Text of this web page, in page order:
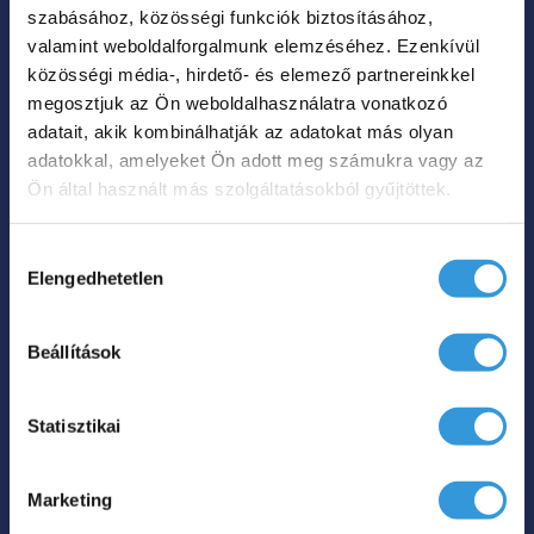
szabásához, közösségi funkciók biztosításához,
valamint weboldalforgalmunk elemzéséhez. Ezenkívül
közösségi média-, hirdető- és elemező partnereinkkel
megosztjuk az Ön weboldalhasználatra vonatkozó
adatait, akik kombinálhatják az adatokat más olyan
adatokkal, amelyeket Ön adott meg számukra vagy az
Ön által használt más szolgáltatásokból gyűjtöttek.
kiválasztása
Elengedhetetlen
Beállítások
Statisztikai
Marketing
személyes meghitt, romantikus fürdésekhez
terveztük. A térben álló kád minden
porcikájában arról szól, hogy Ön és a párja
egymásra és a fürdésélményre tudjon
figyelni. A lefolyó középre került, így
mindketten a selyem tapintású akrilon
ülhetnek, és még a túltöltésre is a réstúlfolyó
figyel (így nem Önnek kell). Formája már-
Romantika szabadon álló akril kád főbb
fényes fehérben és matt fekete színben
170x75 kád középlefolyóval, a közös